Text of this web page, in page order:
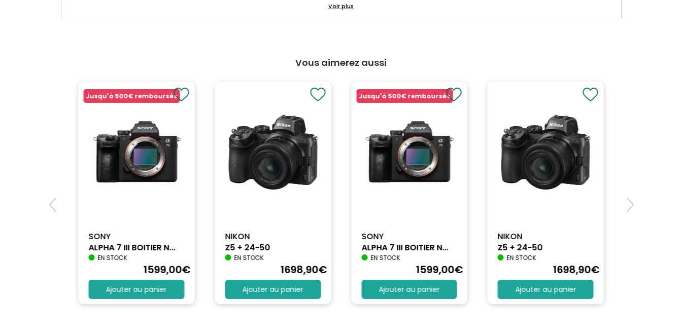
Vous aimerez aussi
Jusqu'à 500€ remboursés
SONY
ALPHA 7 III BOITIER N...
EN STOCK
1599,00€
Ajouter au panier
NIKON
Z5 + 24-50
EN STOCK
1698,90€
Ajouter au panier
Jusqu'à 500€ remboursés
SONY
ALPHA 7 III BOITIER N...
EN STOCK
1599,00€
Ajouter au panier
NIKON
Z5 + 24-50
EN STOCK
1698,90€
Ajouter au panier